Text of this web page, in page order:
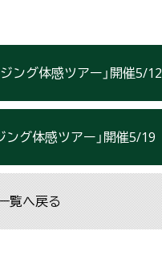
ング体感ツアー」開催5/12
ング体感ツアー」開催5/19
覧へ戻る